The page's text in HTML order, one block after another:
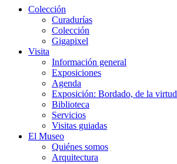
Colección
Curadurías
Colección
Gigapixel
Visita
Información general
Exposiciones
Agenda
Exposición: Bordado, de la virtud
Biblioteca
Servicios
Visitas guiadas
El Museo
Quiénes somos
Arquitectura